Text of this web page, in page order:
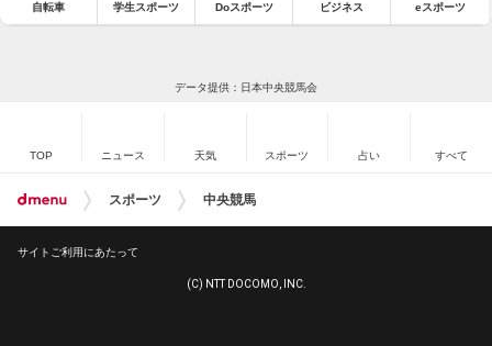
自転車 学生スポーツ Doスポーツ ビジネス eスポーツ
データ提供：日本中央競馬会
TOP ニュース 天気 スポーツ 占い すべて
スポーツ 中央競馬
サイトご利用にあたって
(C) NTT DOCOMO, INC.